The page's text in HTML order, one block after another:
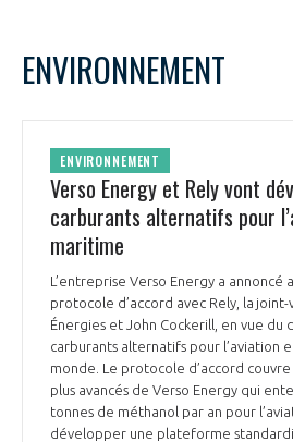
PRÉSENTATION
NOTRE VISION
NOS MISSIONS
NOTRE HISTOIRE
ORGANISATION
L’ÉQUIPE DU GIFAS
NOS RÉSEAUX À L'INTERNATIONAL
FONCTIONNEMENT
GEADS
COMITÉ AERO PME
ACCOMPAGNEMENT DE NOS
LES PROGRAMMES DU GIFAS
LA MÉDIATION
L
M
3
10
11 13
17
20
26
ENVIRONNEMENT
ENVIRONNEMENT
Verso Energy et Rely vont
carburants alternatifs pour
maritime
L’entreprise Verso Energy a annoncé
protocole d’accord avec Rely, la
Énergies et John Cockerill, en vue
carburants alternatifs pour l’aviation
monde. Le protocole d’accord couvre
plus avancés de Verso Energy qui
tonnes de méthanol par an pour
développer une plateforme
Rejoignez une filière